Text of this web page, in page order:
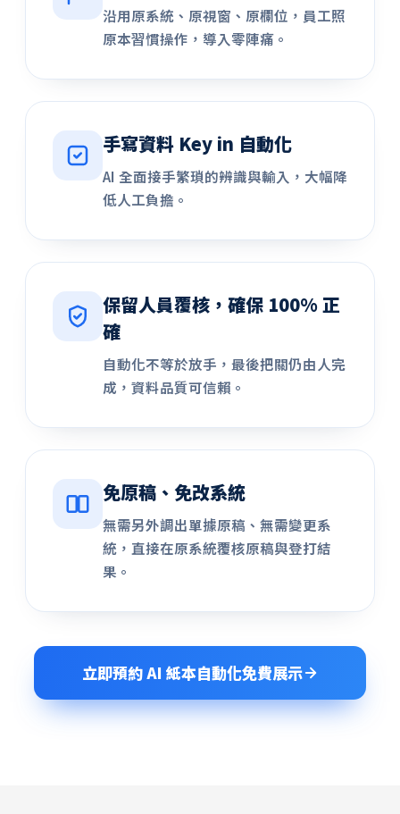
沿用原系統、原視窗、原欄位，員工照
原本習慣操作，導入零陣痛。
手寫資料 Key in 自動化
AI 全面接手繁瑣的辨識與輸入，大幅降
低人工負擔。
保留人員覆核，確保 100% 正
確
自動化不等於放手，最後把關仍由人完
成，資料品質可信賴。
免原稿、免改系統
無需另外調出單據原稿、無需變更系
統，直接在原系統覆核原稿與登打結
果。
立即預約 AI 紙本自動化免費展示